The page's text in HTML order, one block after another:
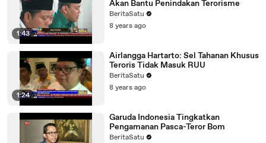
1:43
Akan Bantu Penindakan Terorisme
BeritaSatu
8 years ago
1:24
Airlangga Hartarto: Sel Tahanan Khusus
Teroris Tidak Masuk RUU
BeritaSatu
8 years ago
Garuda Indonesia Tingkatkan
Pengamanan Pasca-Teror Bom
BeritaSatu